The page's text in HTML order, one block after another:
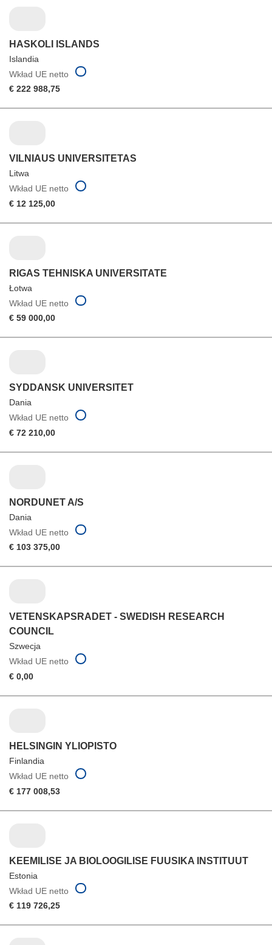
HASKOLI ISLANDS
Islandia
Wkład UE netto
€ 222 988,75
VILNIAUS UNIVERSITETAS
Litwa
Wkład UE netto
€ 12 125,00
RIGAS TEHNISKA UNIVERSITATE
Łotwa
Wkład UE netto
€ 59 000,00
SYDDANSK UNIVERSITET
Dania
Wkład UE netto
€ 72 210,00
NORDUNET A/S
Dania
Wkład UE netto
€ 103 375,00
VETENSKAPSRADET - SWEDISH RESEARCH
COUNCIL
Szwecja
Wkład UE netto
€ 0,00
HELSINGIN YLIOPISTO
Finlandia
Wkład UE netto
€ 177 008,53
KEEMILISE JA BIOLOOGILISE FUUSIKA INSTITUUT
Estonia
Wkład UE netto
€ 119 726,25